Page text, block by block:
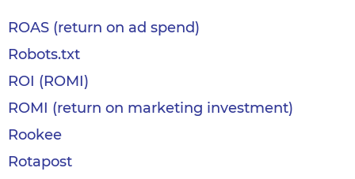
ROAS (return on ad spend)
Robots.txt
ROI (ROMI)
ROMI (return on marketing investment)
Rookee
Rotapost